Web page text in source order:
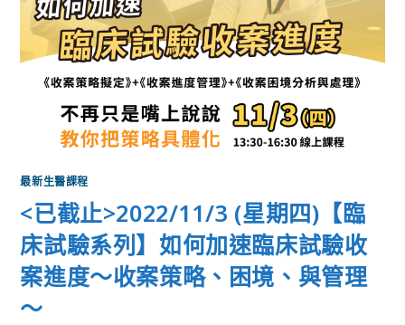
最新生醫課程
<已截止>2022/11/3 (星期四)【臨
床試驗系列】如何加速臨床試驗收
案進度～收案策略、困境、與管理
～